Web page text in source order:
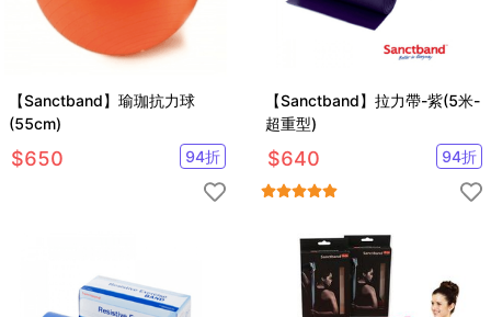
【Sanctband】瑜珈抗力球
(55cm)
$650 94折
【Sanctband】拉力帶-紫(5米-
超重型)
$640 94折